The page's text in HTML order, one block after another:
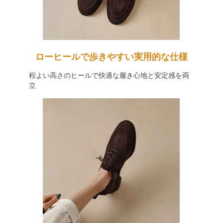
ローヒールで歩きやすい実用的な仕様
程よい高さのヒールで快適な履き心地と安定感を両
立